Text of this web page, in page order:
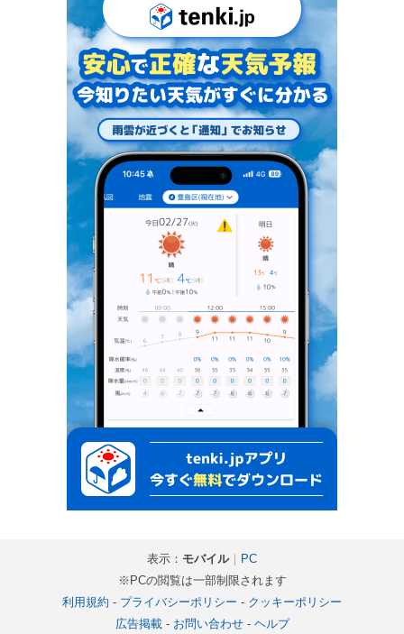
表示： モバイル｜ PC
※PCの閲覧は一部制限されます
利用規約 - プライバシーポリシー - クッキーポリシー
広告掲載- お問い合わせ- ヘルプ